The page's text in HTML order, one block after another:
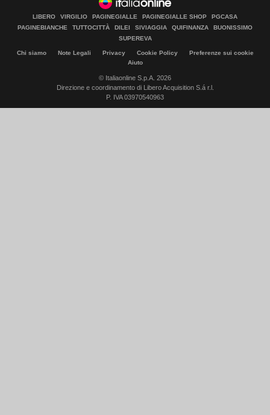
LIBERO VIRGILIO PAGINEGIALLE PAGINEGIALLE SHOP
PGCASA
PAGINEBIANCHE
TUTTOCITTÀ DILEI SIVIAGGIA QUIFINANZA
BUONISSIMO
SUPEREVA
Chi siamo Note Legali Privacy Cookie Policy
Preferenze sui cookie
Aiuto
© Italiaonline S.p.A. 2026
Direzione e coordinamento di Libero Acquisition S.á r.l.
P. IVA 03970540963